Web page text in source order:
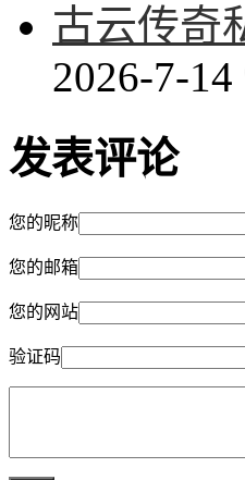
古云传奇
2026-7-14
发表评论
您的昵称
您的邮箱
您的网站
验证码